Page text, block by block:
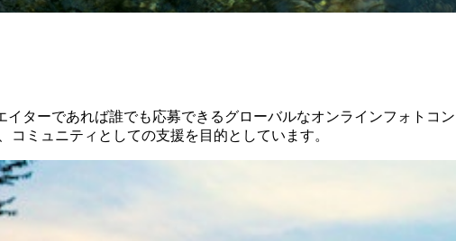
イターであれば誰でも応募できるグローバルなオンラインフォト
ミュニティとしての支援を目的としています。